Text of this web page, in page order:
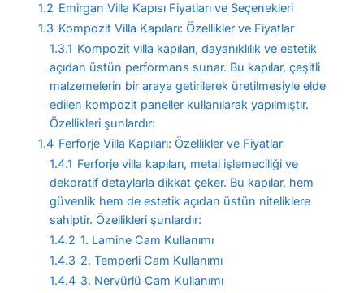
1.2 Emirgan Villa Kapısı Fiyatları ve Seçenekleri
1.3 Kompozit Villa Kapıları: Özellikler ve Fiyatlar
1.3.1 Kompozit villa kapıları, dayanıklılık ve estetik
açıdan üstün performans sunar. Bu kapılar, çeşitli
malzemelerin bir araya getirilerek üretilmesiyle elde
edilen kompozit paneller kullanılarak yapılmıştır.
Özellikleri şunlardır:
1.4 Ferforje Villa Kapıları: Özellikler ve Fiyatlar
1.4.1 Ferforje villa kapıları, metal işlemeciliği ve
dekoratif detaylarla dikkat çeker. Bu kapılar, hem
güvenlik hem de estetik açıdan üstün niteliklere
sahiptir. Özellikleri şunlardır:
1.4.2 1. Lamine Cam Kullanımı
1.4.3 2. Temperli Cam Kullanımı
1.4.4 3. Nervürlü Cam Kullanımı